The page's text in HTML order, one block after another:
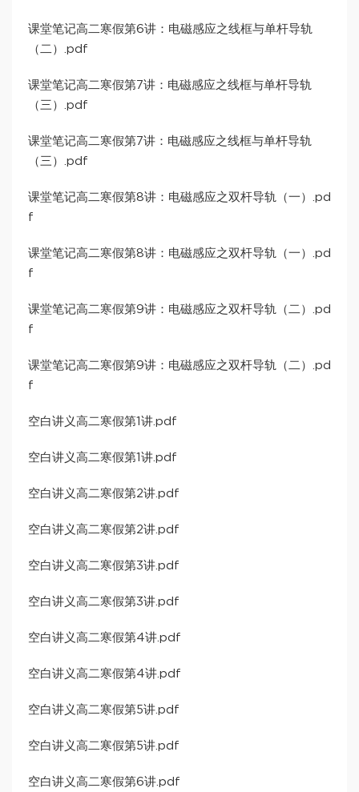
课堂笔记高二寒假第6讲：电磁感应之线框与单杆导轨
（二）.pdf
课堂笔记高二寒假第7讲：电磁感应之线框与单杆导轨
（三）.pdf
课堂笔记高二寒假第7讲：电磁感应之线框与单杆导轨
（三）.pdf
课堂笔记高二寒假第8讲：电磁感应之双杆导轨（一）.pd
f
课堂笔记高二寒假第8讲：电磁感应之双杆导轨（一）.pd
f
课堂笔记高二寒假第9讲：电磁感应之双杆导轨（二）.pd
f
课堂笔记高二寒假第9讲：电磁感应之双杆导轨（二）.pd
f
空白讲义高二寒假第1讲.pdf
空白讲义高二寒假第1讲.pdf
空白讲义高二寒假第2讲.pdf
空白讲义高二寒假第2讲.pdf
空白讲义高二寒假第3讲.pdf
空白讲义高二寒假第3讲.pdf
空白讲义高二寒假第4讲.pdf
空白讲义高二寒假第4讲.pdf
空白讲义高二寒假第5讲.pdf
空白讲义高二寒假第5讲.pdf
空白讲义高二寒假第6讲.pdf